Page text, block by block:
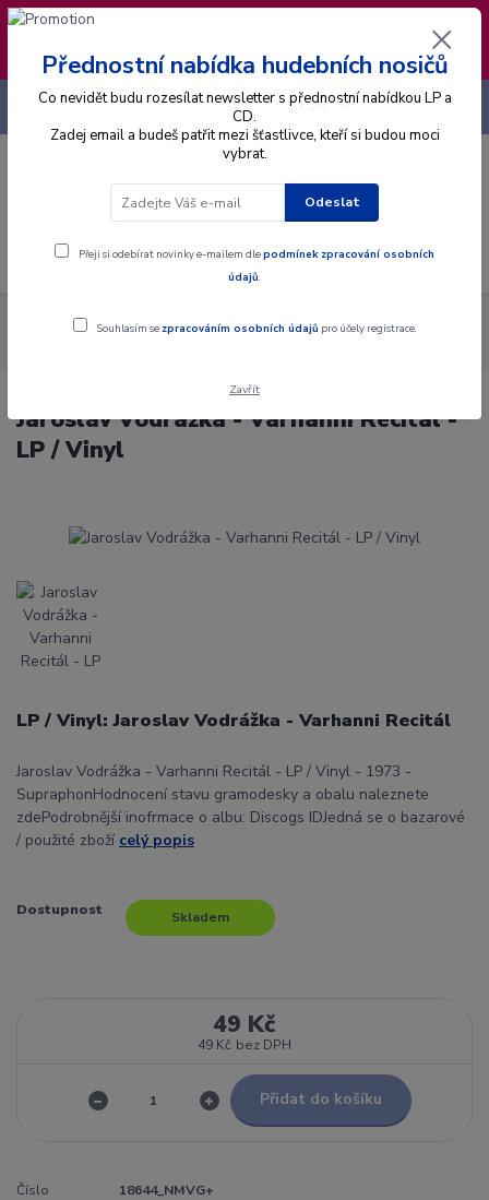
❣️ Od 4.8. do 13.8. čerpám dovolenou. Datum
expedice objednávek se posouvá na pátek
14.8.2026 🐋
Menu
CZK
+420 725 736 293
Alba Gramodesky
Jaroslav Vodrážka - Varhanni Recitál - LP /
Jaroslav Vodrážka - Varhanni Recitál -
LP / Vinyl
LP / Vinyl: Jaroslav Vodrážka - Varhanni Recitál
Jaroslav Vodrážka - Varhanni Recitál - LP / Vinyl - 1973 -
SupraphonHodnocení stavu gramodesky a obalu naleznete
zdePodrobnější inofrmace o albu: Discogs IDJedná se o bazarové
/ použité zboží celý popis
Dostupnost Skladem
49 Kč
49 Kč bez DPH
Přidat do košíku
Číslo
18644_NMVG+
Přednostní nabídka hudebních nosičů
Co nevidět budu rozesílat newsletter s přednostní nabídkou LP a
CD.
Zadej email a budeš patřit mezi šťastlivce, kteří si budou moci
vybrat.
Odeslat
Přeji si odebírat novinky e-mailem dlepodmínek zpracování osobních
údajů.
Souhlasím se zpracováním osobních údajů pro účely registrace.
Zavřít